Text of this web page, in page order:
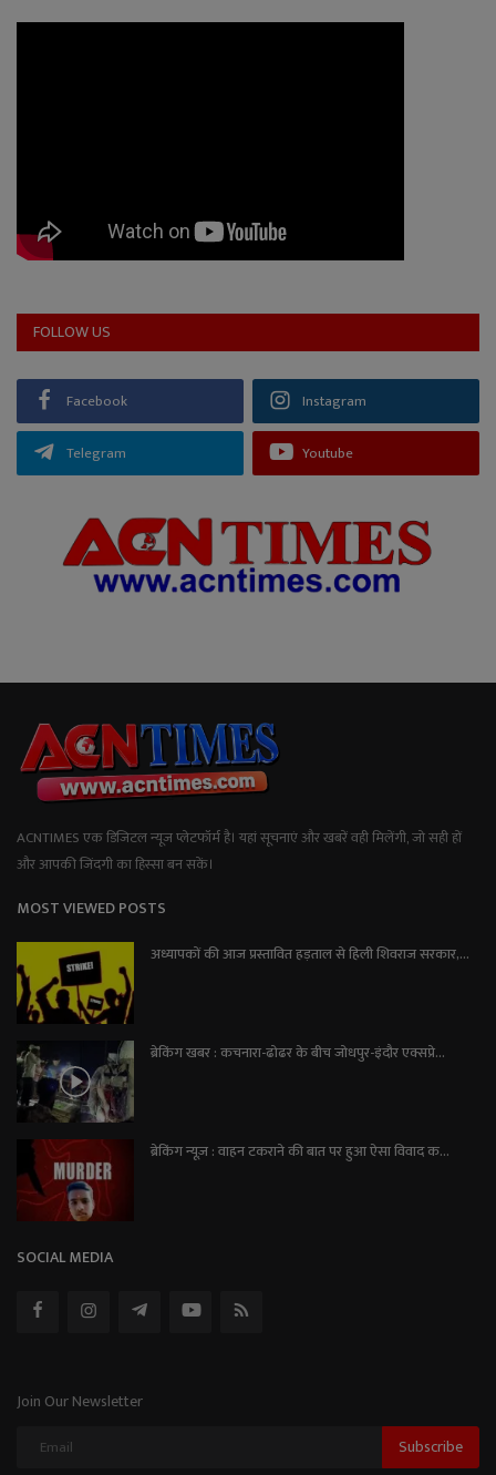
FOLLOW US
Facebook Instagram
Telegram Youtube
ACNTIMES एक डिजिटल न्यूज प्लेटफॉर्म है। यहां सूचनाएं और खबरें वही मिलेंगी, जो सही हों
और आपकी जिंदगी का हिस्सा बन सकें।
MOST VIEWED POSTS
अध्यापकों की आज प्रस्तावित हड़ताल से हिली शिवराज सरकार,...
ब्रेकिंग खबर : कचनारा-ढोढर के बीच जोधपुर-इंदौर एक्सप्रे...
ब्रेकिंग न्यूज़ : वाहन टकराने की बात पर हुआ ऐसा विवाद क...
SOCIAL MEDIA
Join Our Newsletter
Subscribe